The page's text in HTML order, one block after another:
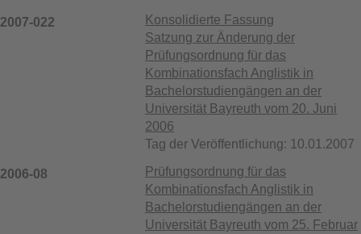
2007-022
Konsolidierte Fassung
Satzung zur Änderung der
Prüfungsordnung für das
Kombinationsfach Anglistik in
Bachelorstudiengängen an der
Universität Bayreuth vom 20. Juni
2006
Tag der Veröffentlichung: 10.01.2007
2006-08
Prüfungsordnung für das
Kombinationsfach Anglistik in
Bachelorstudiengängen an der
Universität Bayreuth vom 25. Februar